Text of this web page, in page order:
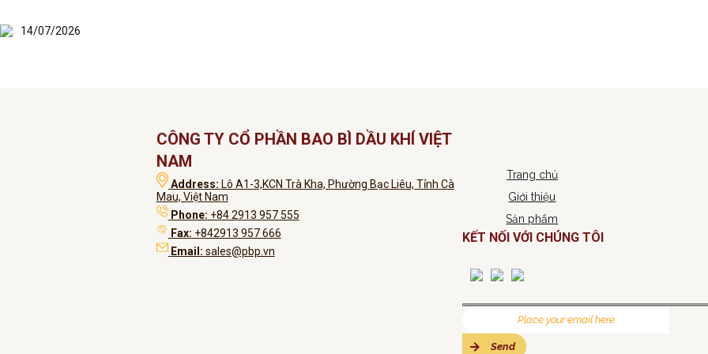
14/07/2026
CÔNG TY CỔ PHẦN BAO BÌ DẦU KHÍ VIỆT
NAM
Address: Lô A1-3,KCN Trà Kha, Phường Bạc Liêu, Tỉnh Cà
Mau, Việt Nam
Phone: +84 2913 957 555
Fax: +842913 957 666
Email: sales@pbp.vn
Trang chủ
Giới thiệu
Sản phẩm
KẾT NỐI VỚI CHÚNG TÔI